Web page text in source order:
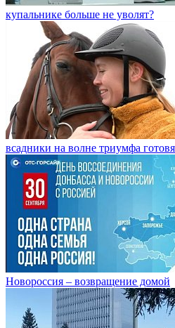
купальнике больше не уволят?
всадники на волне триумфа
Новороссия – возвращение домой